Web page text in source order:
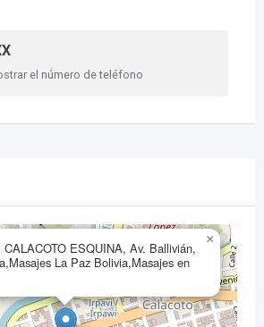
el número de teléfono
ESQUINA, Av. Ballivián,
La Paz Bolivia,Masajes en
×